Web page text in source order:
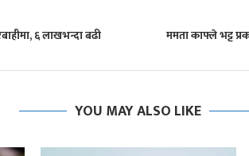
६ लाखभन्दा बढी
ममता काफ्ले भट्ट
YOU MAY ALSO LIKE